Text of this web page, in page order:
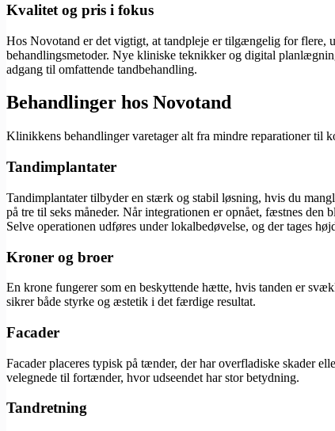
Kvalitet og pris i fokus
Hos Novotand er det vigtigt, at tandpleje er tilgængelig for flere,
behandlingsmetoder. Nye kliniske teknikker og digital
adgang til omfattende tandbehandling.
Behandlinger hos Novotand
Klinikkens behandlinger varetager alt fra mindre reparationer til
Tandimplantater
Tandimplantater tilbyder en stærk og stabil løsning, hvis du
på tre til seks måneder. Når integrationen er opnået, fæstnes
Selve operationen udføres under lokalbedøvelse, og der tages
Kroner og broer
En krone fungerer som en beskyttende hætte, hvis tanden er
sikrer både styrke og æstetik i det færdige resultat.
Facader
Facader placeres typisk på tænder, der har overfladiske skader
velegnede til fortænder, hvor udseendet har stor betydning.
Tandretning